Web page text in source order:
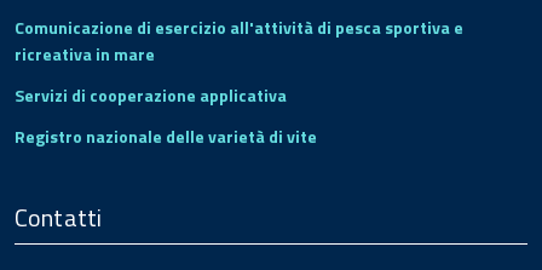
Comunicazione di esercizio all'attività di pesca sportiva e
ricreativa in mare
Servizi di cooperazione applicativa
Registro nazionale delle varietà di vite
Contatti